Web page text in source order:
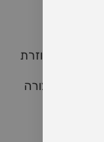
כעס,
הללו עוזרת
את
אותם בצורה